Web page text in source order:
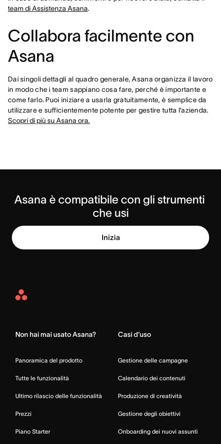
team di Assistenza Asana.
Collabora facilmente con
Asana
Dai singoli dettagli al quadro generale, Asana organizza il lavoro
in modo che i team sappiano cosa fare, perché è importante e
come farlo. Puoi iniziare a usarla gratuitamente, è semplice da
utilizzare e sufficientemente potente per gestire tutta l’azienda.
Scopri di più su Asana ora.
Asana è compatibile con gli strumenti
che usi
Inizia
Asana
Non hai mai usato Asana?
Panoramica del prodotto
Tutte le funzionalità
Ultimo rilascio delle funzionalità
Prezzi
Piano Starter
Casi d’uso
Gestione delle campagne
Calendario dei contenuti
Produzione di creatività
Gestione degli obiettivi
Onboarding dei nuovi assunti